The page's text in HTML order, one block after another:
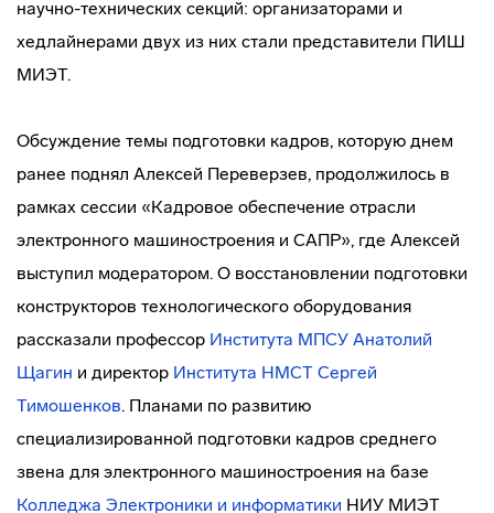
научно-технических секций: организаторами и
хедлайнерами двух из них стали представители ПИШ
МИЭТ.
Обсуждение темы подготовки кадров, которую днем
ранее поднял Алексей Переверзев, продолжилось в
рамках сессии «Кадровое обеспечение отрасли
электронного машиностроения и САПР», где Алексей
выступил модератором. О восстановлении подготовки
конструкторов технологического оборудования
рассказали профессор Института МПСУ Анатолий
Щагин и директор Института НМСТ Сергей
Тимошенков. Планами по развитию
специализированной подготовки кадров среднего
звена для электронного машиностроения на базе
Колледжа Электроники и информатики НИУ МИЭТ